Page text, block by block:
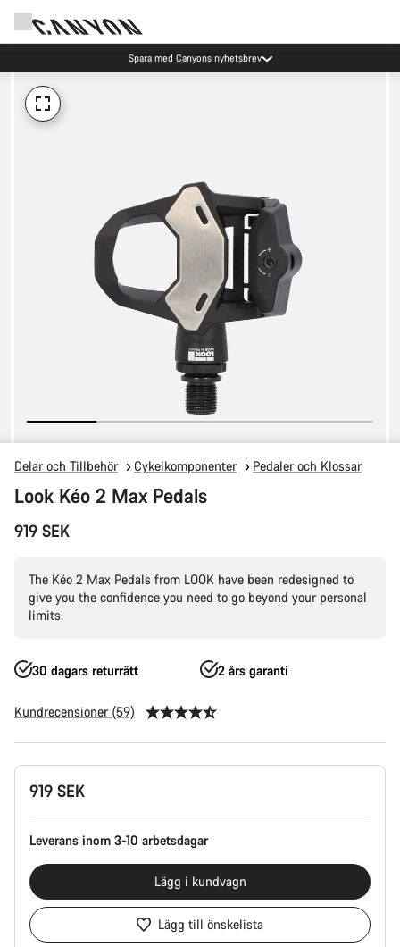
Spara med Canyons nyhetsbrev
Delar och Tillbehör Cykelkomponenter Pedaler och Klossar
Look Kéo 2 Max Pedals
919 SEK
The Kéo 2 Max Pedals from LOOK have been redesigned to
give you the confidence you need to go beyond your personal
limits.
30 dagars returrätt 2 års garanti
Kundrecensioner (59)
Produktkonfiguration
919 SEK
Leverans inom 3-10 arbetsdagar
Lägg i kundvagn
Lägg till önskelista